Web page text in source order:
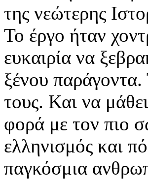
της νεώτερης
Το έργο ήταν
ευκαιρία να
ξένου
τους. Και να
φορά με τον πιο
ελληνισμός και
παγκόσμια